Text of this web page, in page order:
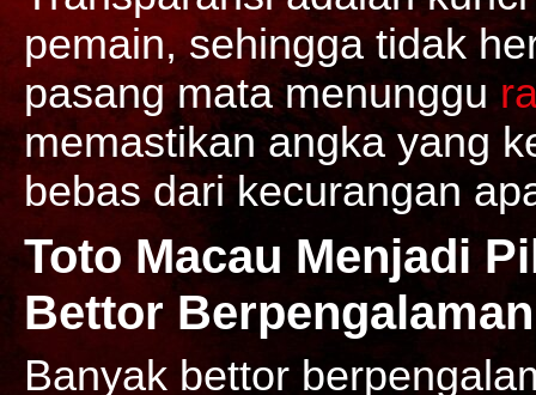
pemain, sehingga tidak
pasang mata menunggu
memastikan angka yang
bebas dari kecurangan
Toto Macau Menjadi
Bettor Berpengalaman
Banyak bettor